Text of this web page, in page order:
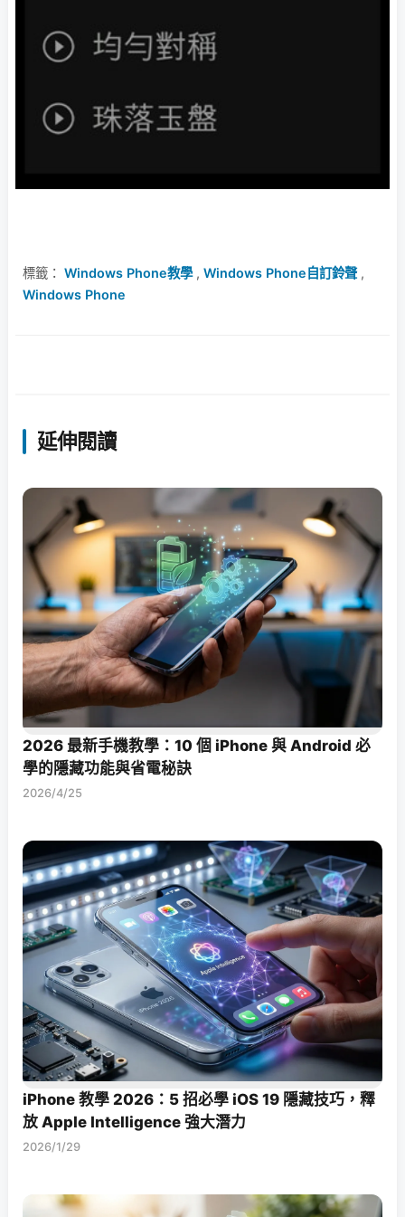
標籤： Windows Phone教學, Windows Phone自訂鈴聲,
Windows Phone
延伸閱讀
2026 最新手機教學：10 個 iPhone 與 Android 必
學的隱藏功能與省電秘訣
2026/4/25
iPhone 教學 2026：5 招必學 iOS 19 隱藏技巧，釋
放 Apple Intelligence 強大潛力
2026/1/29